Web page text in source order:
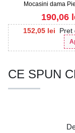
Mocasini dama
152,05 lei Pret
190,06
CE SPUN